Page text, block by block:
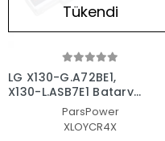
Tükendi
LG X130-G.A72BE1,
X130-L.ASB7E1 Batarya
- Pil (Pars Power)
ParsPower
XLOYCR4X